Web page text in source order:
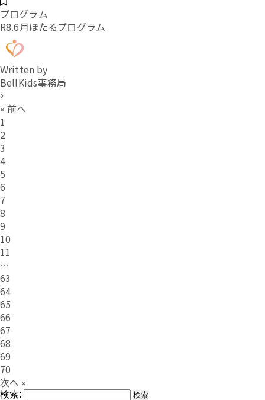
プログラム
R8.6月ほたるプログラム
Written by
BellKids事務局
« 前へ
1
2
3
4
5
6
7
8
9
10
11
…
63
64
65
66
67
68
69
70
次へ »
検索: